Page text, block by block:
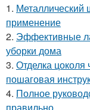
1. Металлический
применение
2. Эффективные
уборки дома
3. Отделка
пошаговая
4. Полное
правильно